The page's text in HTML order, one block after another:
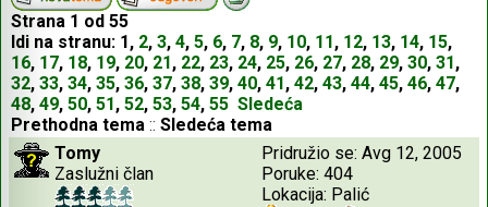
Strana 1 od 55
Idi na stranu: 1, 2, 3, 4, 5, 6, 7, 8, 9, 10, 11, 12, 13, 14, 15,
16, 17, 18, 19, 20, 21, 22, 23, 24, 25, 26, 27, 28, 29, 30, 31,
32, 33, 34, 35, 36, 37, 38, 39, 40, 41, 42, 43, 44, 45, 46, 47,
48, 49, 50, 51, 52, 53, 54, 55 Sledeća
Prethodna tema :: Sledeća tema
Tomy
Zaslužni član
Pridružio se: Avg 12, 2005
Poruke: 404
Lokacija: Palić